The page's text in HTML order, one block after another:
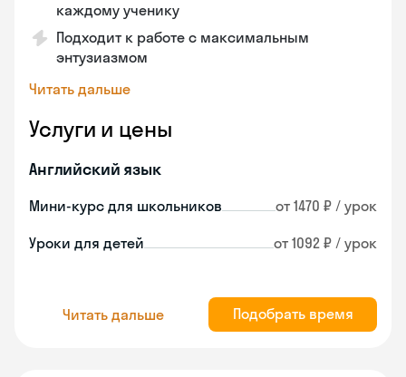
каждому ученику
Подходит к работе с максимальным
энтузиазмом
Читать дальше
Услуги и цены
Английский язык
Мини-курс для школьников от 1470 ₽ / урок
Уроки для детей от 1092 ₽ / урок
Читать дальше Подобрать время